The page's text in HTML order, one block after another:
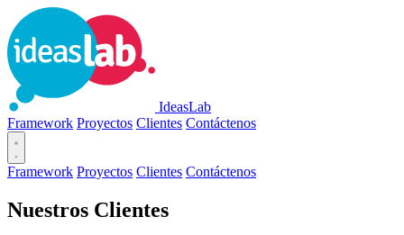
IdeasLab
Framework Proyectos Clientes Contáctenos
Framework Proyectos Clientes Contáctenos
Nuestros Clientes